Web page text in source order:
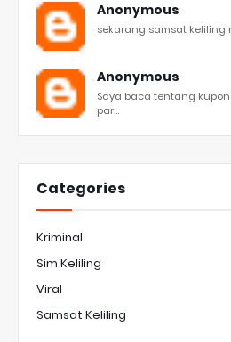
Anonymous
sekarang samsat keliling
Anonymous
Saya baca tentang
par...
Categories
Kriminal
Sim Keliling
Viral
Samsat Keliling